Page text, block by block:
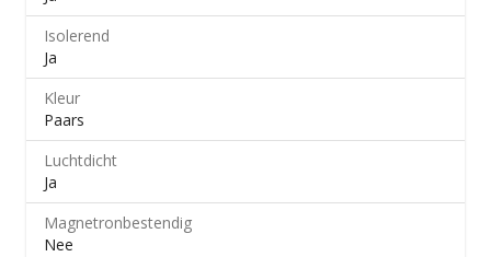
Isolerend
Ja
Kleur
Paars
Luchtdicht
Ja
Magnetronbestendig
Nee